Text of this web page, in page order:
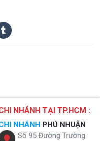
tới 85 - 90 độ C có thể đáp
trà, pha cà phê, nấu mì, nấu
tận hưởng nguồn nước mát
NHÁNH TẠI TP.HCM :
NHÁNH PHÚ NHUẬN
Số 95 Đường Trường